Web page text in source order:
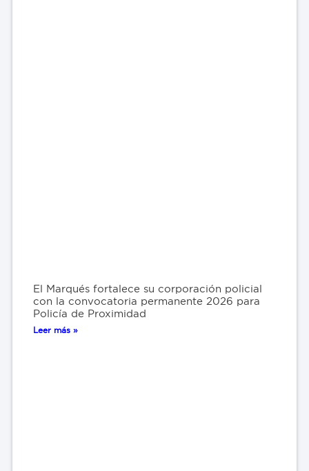
El Marqués fortalece su corporación policial
con la convocatoria permanente 2026 para
Policía de Proximidad
Leer más »